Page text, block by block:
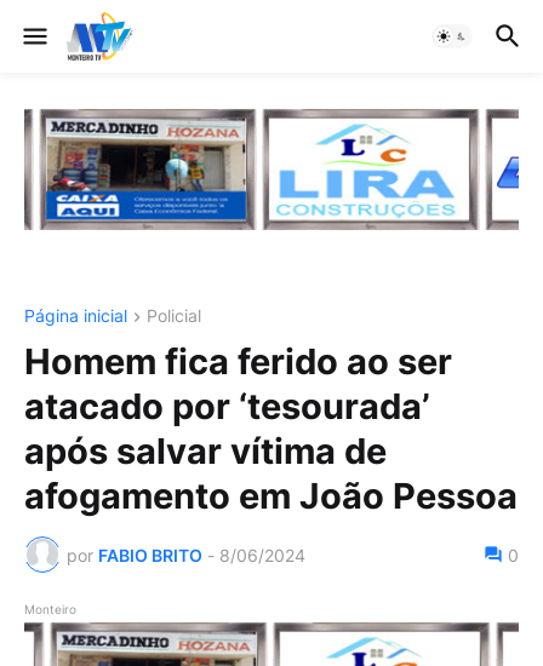
Página inicial Policial
Homem fica ferido ao ser
atacado por ‘tesourada’
após salvar vítima de
afogamento em João Pessoa
por FABIO BRITO - 8/06/2024 0
Monteiro